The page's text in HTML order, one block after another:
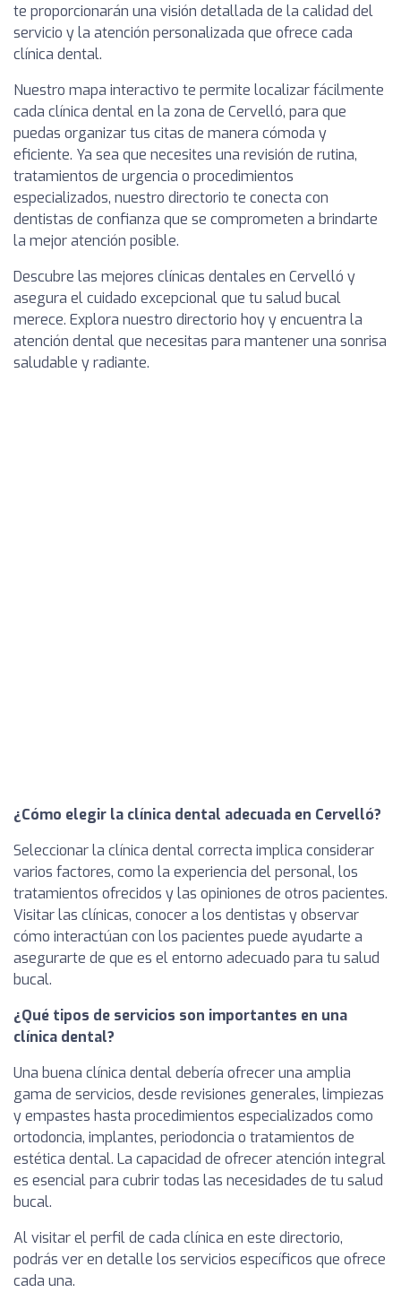
te proporcionarán una visión detallada de la calidad del
servicio y la atención personalizada que ofrece cada
clínica dental.
Nuestro mapa interactivo te permite localizar fácilmente
cada clínica dental en la zona de Cervelló, para que
puedas organizar tus citas de manera cómoda y
eficiente. Ya sea que necesites una revisión de rutina,
tratamientos de urgencia o procedimientos
especializados, nuestro directorio te conecta con
dentistas de confianza que se comprometen a brindarte
la mejor atención posible.
Descubre las mejores clínicas dentales en Cervelló y
asegura el cuidado excepcional que tu salud bucal
merece. Explora nuestro directorio hoy y encuentra la
atención dental que necesitas para mantener una sonrisa
saludable y radiante.
¿Cómo elegir la clínica dental adecuada en Cervelló?
Seleccionar la clínica dental correcta implica considerar
varios factores, como la experiencia del personal, los
tratamientos ofrecidos y las opiniones de otros pacientes.
Visitar las clínicas, conocer a los dentistas y observar
cómo interactúan con los pacientes puede ayudarte a
asegurarte de que es el entorno adecuado para tu salud
bucal.
¿Qué tipos de servicios son importantes en una
clínica dental?
Una buena clínica dental debería ofrecer una amplia
gama de servicios, desde revisiones generales, limpiezas
y empastes hasta procedimientos especializados como
ortodoncia, implantes, periodoncia o tratamientos de
estética dental. La capacidad de ofrecer atención integral
es esencial para cubrir todas las necesidades de tu salud
bucal.
Al visitar el perfil de cada clínica en este directorio,
podrás ver en detalle los servicios específicos que ofrece
cada una.